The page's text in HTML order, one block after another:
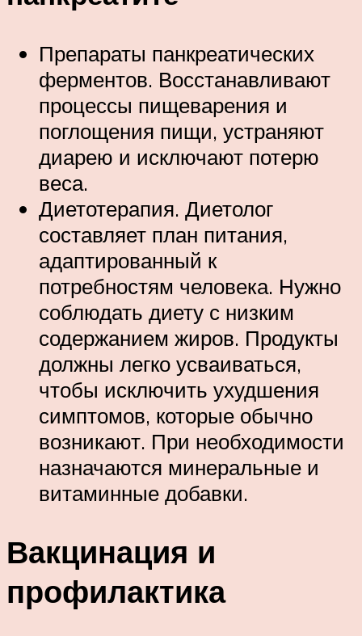
Препараты панкреатических
ферментов. Восстанавливают
процессы пищеварения и
поглощения пищи, устраняют
диарею и исключают потерю
веса.
Диетотерапия. Диетолог
составляет план питания,
адаптированный к
потребностям человека. Нужно
соблюдать диету с низким
содержанием жиров. Продукты
должны легко усваиваться,
чтобы исключить ухудшения
симптомов, которые обычно
возникают. При необходимости
назначаются минеральные и
витаминные добавки.
Вакцинация и
профилактика